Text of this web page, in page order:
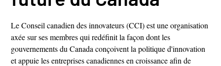
Le Conseil canadien des innovateurs (CCI) est une organisation
axée sur ses membres qui redéfinit la façon dont les
gouvernements du Canada conçoivent la politique d'innovation
et appuie les entreprises canadiennes en croissance afin de